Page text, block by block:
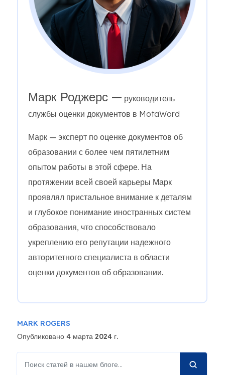
Марк Роджерс — руководитель
службы оценки документов в MotaWord
Марк — эксперт по оценке документов об
образовании с более чем пятилетним
опытом работы в этой сфере. На
протяжении всей своей карьеры Марк
проявлял пристальное внимание к деталям
и глубокое понимание иностранных систем
образования, что способствовало
укреплению его репутации надежного
авторитетного специалиста в области
оценки документов об образовании.
MARK ROGERS
Опубликовано 4 марта 2024 г.